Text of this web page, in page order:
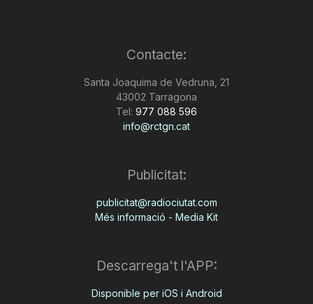
Contacte:
Santa Joaquima de Vedruna, 21
43002 Tarragona
Tel: 977 088 596
info@rctgn.cat
Publicitat:
publicitat@radiociutat.com
Més informació - Media Kit
Descarrega't l'APP:
Disponible per iOS i Android